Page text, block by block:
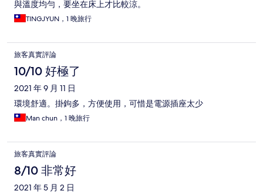
與溫度均勻，要坐在床上才比較涼。
TINGJYUN，1 晚旅行
旅客真實評論
10/10 好極了
2021 年 9 月 11 日
環境舒適。掛鉤多，方便使用，可惜是電源插座太少
Man chun，1 晚旅行
旅客真實評論
8/10 非常好
2021 年 5 月 2 日